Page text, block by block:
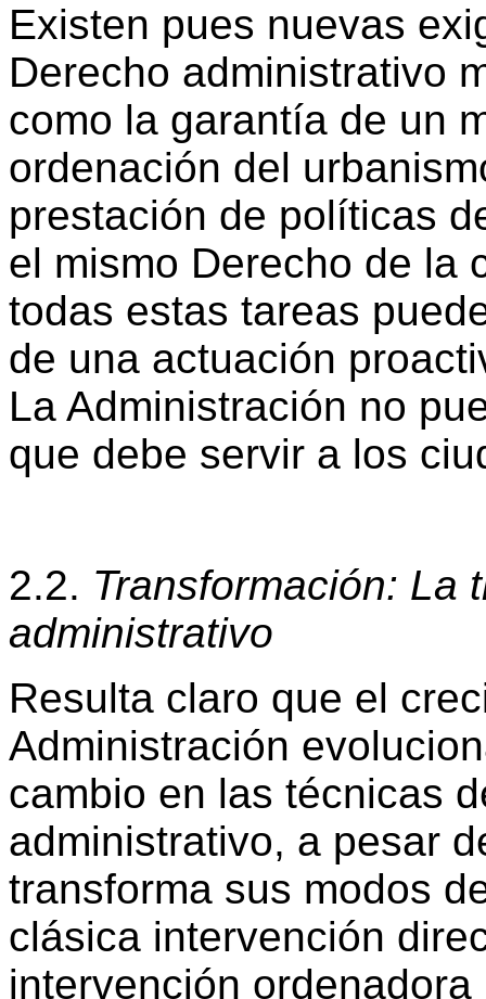
Existen pues nuevas
Derecho administrativo
como la garantía de un
ordenación del
prestación de políticas
el mismo Derecho de la
todas estas tareas
de una actuación
La Administración no
que debe servir a los
2.2. Transformación: La
administrativo
Resulta claro que el
Administración
cambio en las técnicas
administrativo, a pesar
transforma sus modos
clásica intervención
intervención ordenadora